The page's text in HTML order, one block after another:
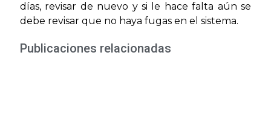
días, revisar de nuevo y si le hace falta aún se
debe revisar que no haya fugas en el sistema.
Publicaciones relacionadas